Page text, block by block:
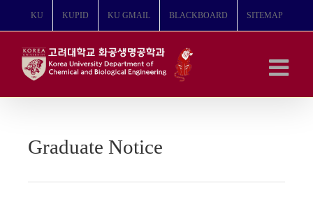
뛰
KU KUPID KU GMAIL BLACKBOARD SITEMAP
Graduate Notice